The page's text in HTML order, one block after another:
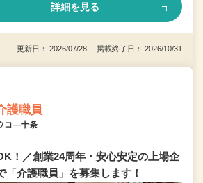
詳細を見る
更新日： 2026/07/28 掲載終了日： 2026/10/31
護職員
コ―十条
！／創業24周年・安心安定の上場企
「介護職員」を募集します！